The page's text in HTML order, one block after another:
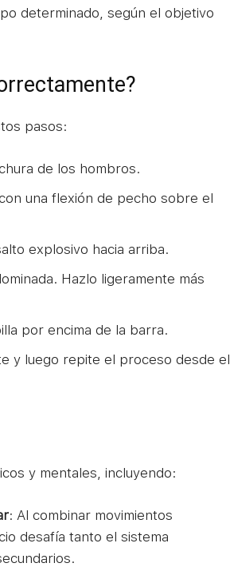
determinado, según el objetivo
pasos:
de los hombros.
una flexión de pecho sobre el
explosivo hacia arriba.
Hazlo ligeramente más
por encima de la barra.
y luego repite el proceso desde el
y mentales, incluyendo:
: Al combinar movimientos
desafía tanto el sistema